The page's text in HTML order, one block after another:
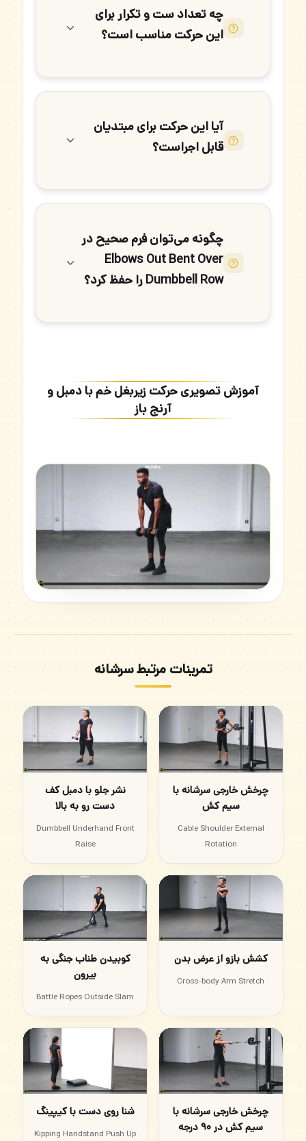
چه تعداد ست و تکرار برای
این حرکت مناسب است؟
آیا این حرکت برای مبتدیان
قابل اجراست؟
چگونه می‌توان فرم صحیح در
Elbows Out Bent Over
Dumbbell Row را حفظ کرد؟
آموزش تصویری حرکت زیربغل خم با دمبل و
آرنج باز
تمرینات مرتبط سرشانه
چرخش خارجی سرشانه با
سیم کش
Cable Shoulder External
Rotation
نشر جلو با دمبل کف
دست رو به بالا
Dumbbell Underhand Front
Raise
کشش بازو از عرض بدن
Cross-body Arm Stretch
کوبیدن طناب جنگی به
بیرون
Battle Ropes Outside Slam
چرخش خارجی سرشانه با
سیم کش در ۹۰ درجه
شنا روی دست با کیپینگ
Kipping Handstand Push Up